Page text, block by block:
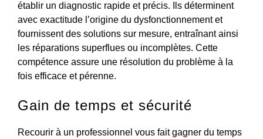
établir un diagnostic rapide et précis. Ils déterminent
avec exactitude l’origine du dysfonctionnement et
fournissent des solutions sur mesure, entraînant ainsi
les réparations superflues ou incomplètes. Cette
compétence assure une résolution du problème à la
fois efficace et pérenne.
Gain de temps et sécurité
Recourir à un professionnel vous fait gagner du temps